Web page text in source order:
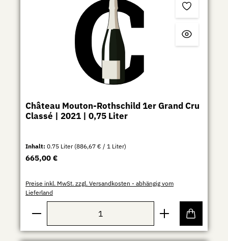
Château Mouton-Rothschild 1er Grand Cru
Classé | 2021 | 0,75 Liter
Inhalt:0.75 Liter (886,67 € / 1 Liter)
Regulärer Preis:
665,00 €
Preise inkl. MwSt. zzgl. Versandkosten - abhängig vom
Lieferland
Produkt Anzahl: Gib den gewünschten Wert ein